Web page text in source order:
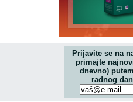
Prijavite se na
primajte
dnevno)
radnog